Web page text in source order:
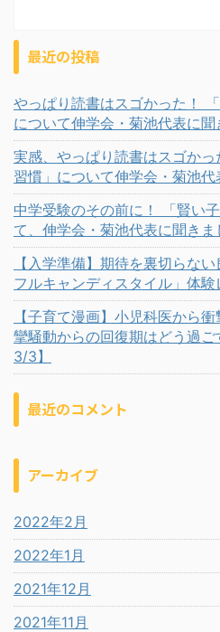
最近の投稿
やっぱり読書はスゴかった！
について伸学会・菊池代表に聞
実感、やっぱり読書はスゴか
習慣」について伸学会・菊池代
中学受験のその前に！ 「賢い
て、伸学会・菊池代表に聞きま
【入学準備】期待を裏切らな
フルキャンディスタイル」体験
【子育て漫画】小児科医から
攣騒動からの回復期はどう過
3/3】
最近のコメント
アーカイブ
2022年2月
2022年1月
2021年12月
2021年11月